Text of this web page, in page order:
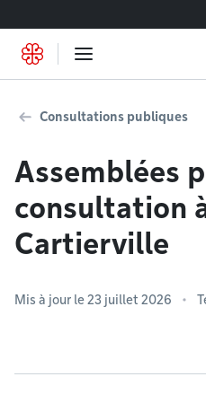
Consultations publiques
Assemblées
consultation
Cartierville
Mis à jour le 23 juillet 2026